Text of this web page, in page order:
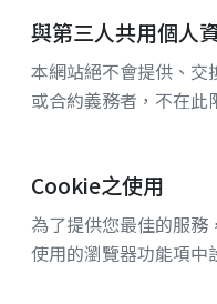
與第三人共用個人
本網站絕不會提供、交
或合約義務者，不在此
Cookie之使用
為了提供您最佳的服
使用的瀏覽器功能項中